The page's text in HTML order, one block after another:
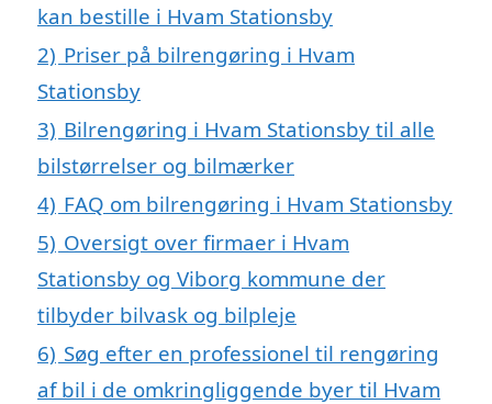
kan bestille i Hvam Stationsby
2) Priser på bilrengøring i Hvam
Stationsby
3) Bilrengøring i Hvam Stationsby til alle
bilstørrelser og bilmærker
4) FAQ om bilrengøring i Hvam Stationsby
5) Oversigt over firmaer i Hvam
Stationsby og Viborg kommune der
tilbyder bilvask og bilpleje
6) Søg efter en professionel til rengøring
af bil i de omkringliggende byer til Hvam